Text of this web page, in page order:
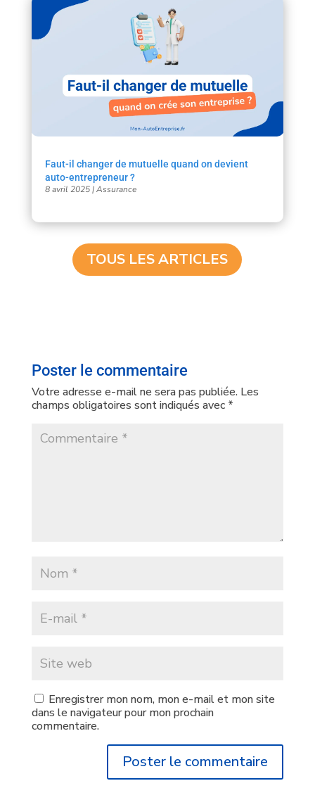
Faut-il changer de mutuelle quand on devient
auto-entrepreneur ?
8 avril 2025|Assurance
TOUS LES ARTICLES
Poster le commentaire
Votre adresse e-mail ne sera pas publiée. Les
champs obligatoires sont indiqués avec *
Enregistrer mon nom, mon e-mail et mon site
dans le navigateur pour mon prochain
commentaire.